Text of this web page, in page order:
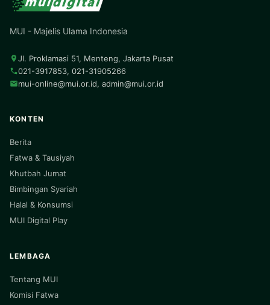
MUI - Majelis Ulama Indonesia
Jl. Proklamasi 51, Menteng, Jakarta Pusat
021-3917853, 021-31905266
mui-online@mui.or.id, admin@mui.or.id
KONTEN
Berita
Fatwa & Tausiyah
Khutbah Jumat
Bimbingan Syariah
Halal & Konsumsi
MUI Digital Play
LEMBAGA
Tentang MUI
Komisi Fatwa